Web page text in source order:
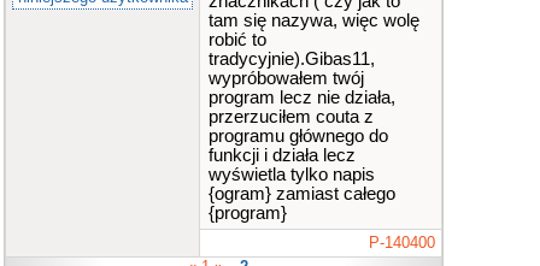
tam się nazywa, więc wolę
robić to
tradycyjnie).Gibas11,
wypróbowałem twój
program lecz nie działa,
przerzuciłem couta z
programu głównego do
funkcji i działa lecz
wyświetla tylko napis
{ogram} zamiast całego
{program}
P-140400